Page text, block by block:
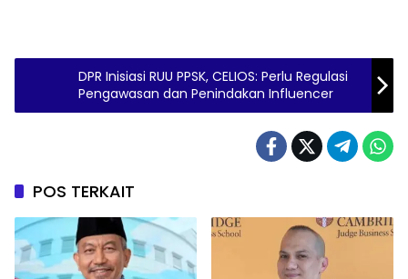
DPR Inisiasi RUU PPSK, CELIOS: Perlu Regulasi
Pengawasan dan Penindakan Influencer
POS TERKAIT